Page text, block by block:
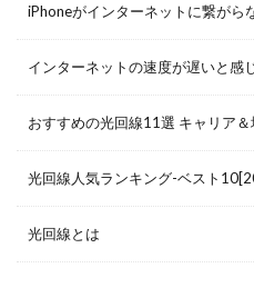
iPhoneがインターネットに繋がら
インターネットの速度が遅いと感
おすすめの光回線11選 キャリア
光回線人気ランキング-ベスト
光回線とは